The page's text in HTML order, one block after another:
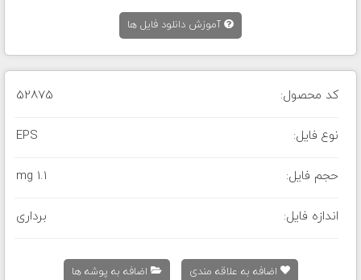
آموزش دانلود فایل ها
کد محصول: 52875
نوع فایل: EPS
حجم فایل: 1.1 mg
اندازه فایل: برداری
اضافه به علاقه مندی اضافه به پوشه ها